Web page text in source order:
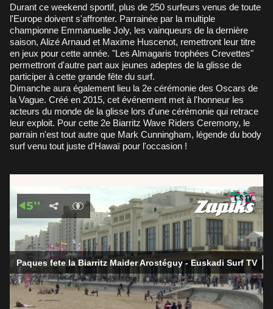
Durant ce weekend sportif, plus de 250 surfeurs venus de toute
l'Europe doivent s'affronter. Parrainée par la multiple
championne Emmanuelle Joly, les vainqueurs de la dernière
saison, Alizé Arnaud et Maxime Huscenot, remettront leur titre
en jeux pour cette année. "Les Almagaris trophées Crevettes"
permettront d'autre part aux jeunes adeptes de la glisse de
participer à cette grande fête du surf.
Dimanche aura également lieu la 2e cérémonie des Oscars de
la Vague. Créé en 2015, cet événement met à l'honneur les
acteurs du monde de la glisse lors d'une cérémonie qui retrace
leur exploit. Pour cette 2e Biarritz Wave Riders Ceremony, le
parrain n'est tout autre que Mark Cunningham, légende du body
surf venu tout juste d'Hawaï pour l'occasion !